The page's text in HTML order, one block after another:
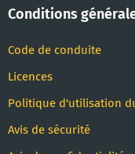
Conditions
Code de conduite
Licences
Politique d'utilisation
Avis de sécurité